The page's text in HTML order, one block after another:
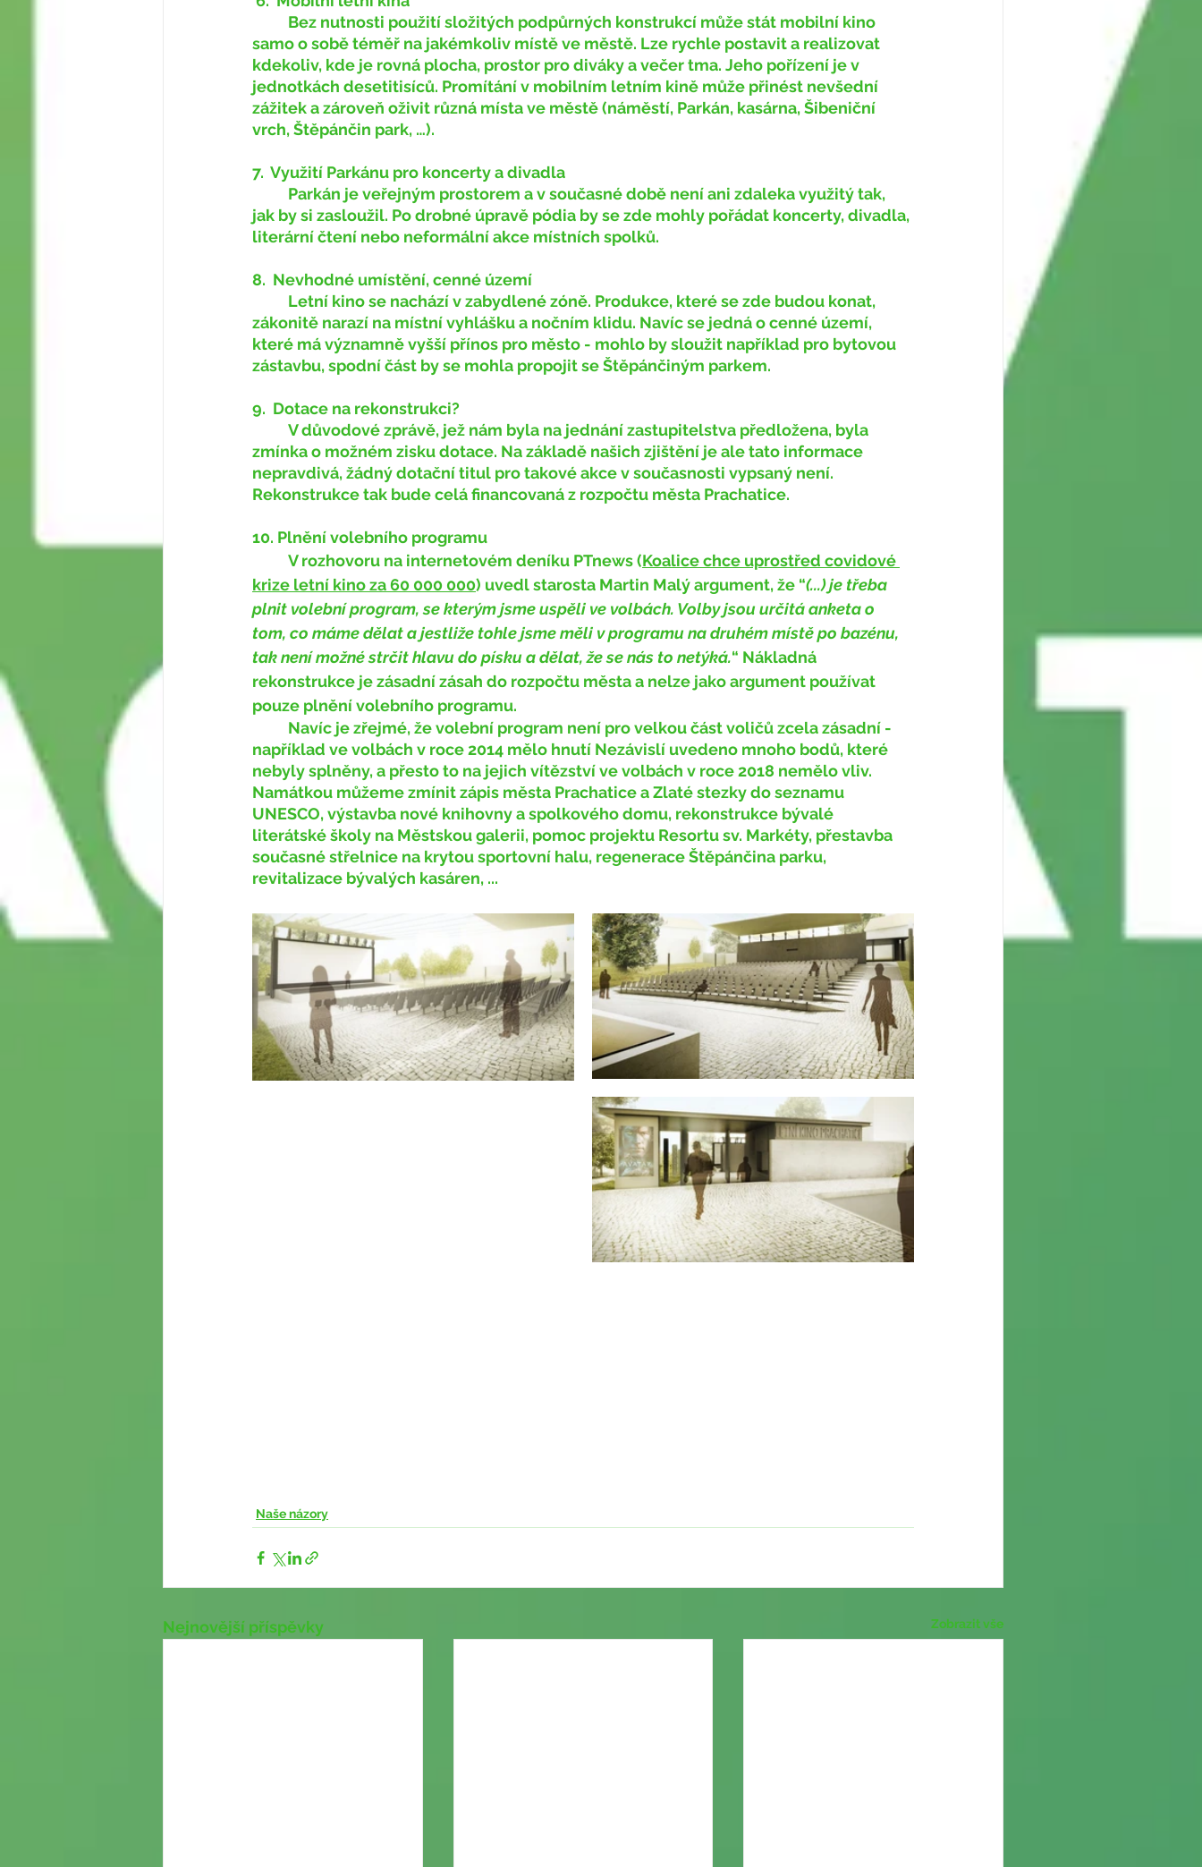
samo o sobě téměř na jakémkoliv místě ve městě. Lze rychle postavit a realizovat
kdekoliv, kde je rovná plocha, prostor pro diváky a večer tma. Jeho pořízení je v
jednotkách desetitisíců. Promítání v mobilním letním kině může přinést nevšední
zážitek a zároveň oživit různá místa ve městě (náměstí, Parkán, kasárna, Šibeniční
vrch, Štěpánčin park, …).
7. Využití Parkánu pro koncerty a divadla
jak by si zasloužil. Po drobné úpravě pódia by se zde mohly pořádat koncerty, divadla,
literární čtení nebo neformální akce místních spolků.
8. Nevhodné umístění, cenné území
zákonitě narazí na místní vyhlášku a nočním klidu. Navíc se jedná o cenné území,
které má významně vyšší přínos pro město - mohlo by sloužit například pro bytovou
zástavbu, spodní část by se mohla propojit se Štěpánčiným parkem.
9. Dotace na rekonstrukci?
zmínka o možném zisku dotace. Na základě našich zjištění je ale tato informace
nepravdivá, žádný dotační titul pro takové akce v současnosti vypsaný není.
Rekonstrukce tak bude celá financovaná z rozpočtu města Prachatice.
10. Plnění volebního programu
	V rozhovoru na internetovém deníku PTnews (
Koalice chce uprostřed covidové
krize letní kino za 60 000 000) uvedl starosta Martin Malý argument, že “(...) je třeba
plnit volební program, se kterým jsme uspěli ve volbách. Volby jsou určitá anketa o
tom, co máme dělat a jestliže tohle jsme měli v programu na druhém místě po bazénu,
tak není možné strčit hlavu do písku a dělat, že se nás to netýká.“ Nákladná
rekonstrukce je zásadní zásah do rozpočtu města a nelze jako argument používat
pouze plnění volebního programu.
například ve volbách v roce 2014 mělo hnutí Nezávislí uvedeno mnoho bodů, které
nebyly splněny, a přesto to na jejich vítězství ve volbách v roce 2018 nemělo vliv.
Namátkou můžeme zmínit zápis města Prachatice a Zlaté stezky do seznamu
UNESCO, výstavba nové knihovny a spolkového domu, rekonstrukce bývalé
literátské školy na Městskou galerii, pomoc projektu Resortu sv. Markéty, přestavba
současné střelnice na krytou sportovní halu, regenerace Štěpánčina parku,
revitalizace bývalých kasáren, ...
Naše názory
Nejnovější příspěvky Zobrazit vše